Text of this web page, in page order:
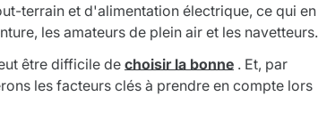
terrain et d'alimentation électrique, ce qui en
les amateurs de plein air et les navetteurs.
être difficile de choisir la bonne . Et, par
les facteurs clés à prendre en compte lors